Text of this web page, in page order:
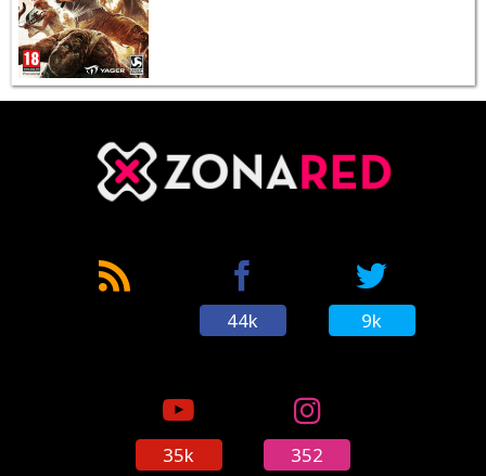
44k 9k
35k 352